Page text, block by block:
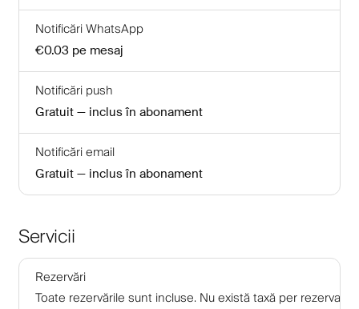
Notificări WhatsApp
€0.03 pe mesaj
Notificări push
Gratuit — inclus în abonament
Notificări email
Gratuit — inclus în abonament
Servicii
Rezervări
Toate rezervările sunt incluse. Nu există taxă per rezervare